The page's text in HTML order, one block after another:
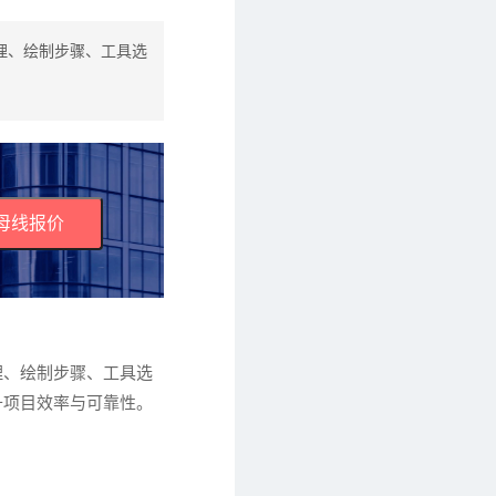
、绘制步骤、工具选
线报价
绘制步骤、工具选
目效率与可靠性。